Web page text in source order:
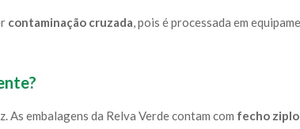
contaminação cruzada, pois é processada em
embalagens da Relva Verde contam com fecho